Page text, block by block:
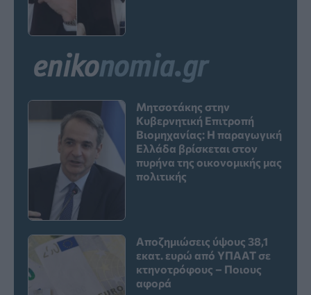
Μητσοτάκης στην
Κυβερνητική Επιτροπή
Βιομηχανίας: Η παραγωγική
Ελλάδα βρίσκεται στον
πυρήνα της οικονομικής μας
πολιτικής
Αποζημιώσεις ύψους 38,1
εκατ. ευρώ από ΥΠΑΑΤ σε
κτηνοτρόφους – Ποιους
αφορά